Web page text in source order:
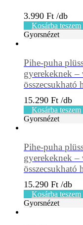
3.990 Ft
Kosárba teszem
Gyorsnézet
Pihe-puha
gyerekeknek –
összecsukható
15.290 Ft
Kosárba teszem
Gyorsnézet
Pihe-puha
gyerekeknek
összecsukható
15.290 Ft
Kosárba teszem
Gyorsnézet